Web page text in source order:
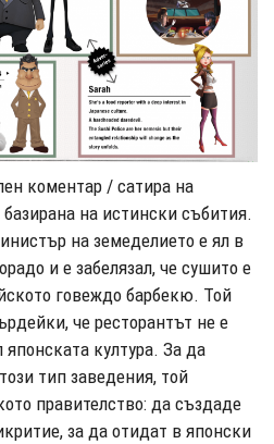
коментар / сатира на
на истински събития.
на земеделието е ял в
и е забелязал, че сушито е
говеждо барбекю. Той
че ресторантът не е
култура. За да
тип заведения, той
правителство: да създаде
за да отидат в японски